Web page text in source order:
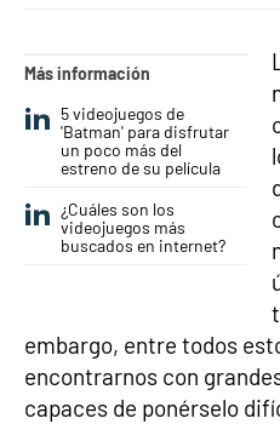
Más información
5 videojuegos de
'Batman' para disfrutar
un poco más del
estreno de su película
¿Cuáles son los
videojuegos más
buscados en internet?
embargo, entre todos
encontrarnos con
capaces de ponérselo